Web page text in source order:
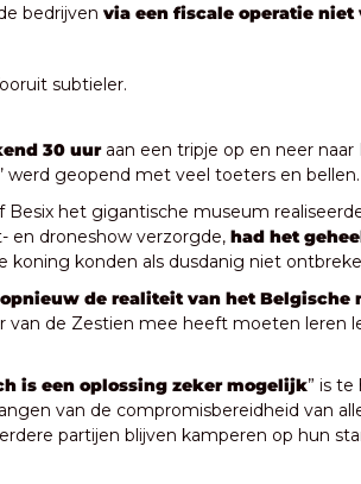
bedrijven via een fiscale operatie niet
subtieler.
30 uur aan een tripje op en neer
werd geopend met veel toeters en bellen.
het gigantische museum
en droneshow verzorgde, had het
koning konden als dusdanig niet
opnieuw de realiteit van het Belgische
van de Zestien mee heeft moeten leren
is een oplossing zeker mogelijk” is
van de compromisbereidheid van
partijen blijven kamperen op hun